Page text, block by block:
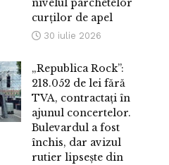
nivelul parchetelor
curților de apel
30 iulie 2026
„Republica Rock”:
218.052 de lei fără
TVA, contractați în
ajunul concertelor.
Bulevardul a fost
închis, dar avizul
rutier lipsește din